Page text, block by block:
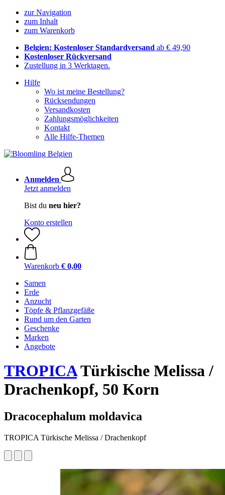
zur Navigation
zum Inhalt
zum Warenkorb
Belgien: Kostenloser Standardversand ab € 49,90
Kostenloser Rückversand
Zustellung in 3 Werktagen.
Hilfe
Wo ist meine Bestellung?
Rücksendungen
Versandkosten
Zahlungsmöglichkeiten
Kontakt
Alle Hilfe-Themen
Anmelden
Jetzt anmelden
Bist du neu hier?
Konto erstellen
Warenkorb € 0,00
Samen
Erde
Anzucht
Töpfe & Pflanzgefäße
Rund um den Garten
Geschenke
Marken
Angebote
TROPICATürkische Melissa /
Drachenkopf, 50 Korn
Dracocephalum moldavica
TROPICA Türkische Melissa / Drachenkopf